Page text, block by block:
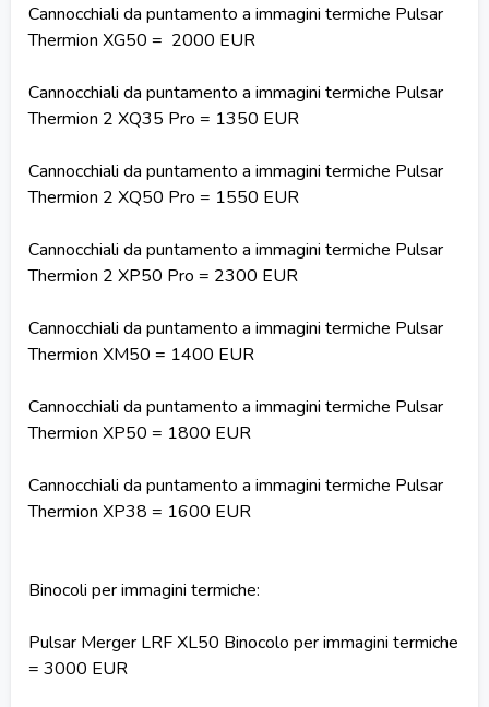
Cannocchiali da puntamento a immagini termiche Pulsar
Thermion XG50 = 2000 EUR
Cannocchiali da puntamento a immagini termiche Pulsar
Thermion 2 XQ35 Pro = 1350 EUR
Cannocchiali da puntamento a immagini termiche Pulsar
Thermion 2 XQ50 Pro = 1550 EUR
Cannocchiali da puntamento a immagini termiche Pulsar
Thermion 2 XP50 Pro = 2300 EUR
Cannocchiali da puntamento a immagini termiche Pulsar
Thermion XM50 = 1400 EUR
Cannocchiali da puntamento a immagini termiche Pulsar
Thermion XP50 = 1800 EUR
Cannocchiali da puntamento a immagini termiche Pulsar
Thermion XP38 = 1600 EUR
Binocoli per immagini termiche:
Pulsar Merger LRF XL50 Binocolo per immagini termiche
= 3000 EUR